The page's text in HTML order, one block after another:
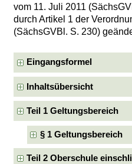
vom 11. Juli 2011
durch Artikel 1 der
(SächsGVBl. S. 230)
Eingangsformel
Inhaltsübersicht
Teil 1 Geltungsbereich
§ 1 Geltungsbereich
Teil 2 Oberschule